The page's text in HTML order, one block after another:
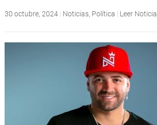
30 octubre, 2024| Noticias, Política | Leer Noticia